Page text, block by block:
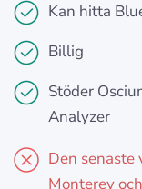
Kan hitta
Billig
Stöder
Analyzer
Den senaste
Monterey